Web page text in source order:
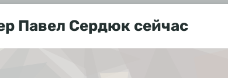
Павел Сердюк сейчас